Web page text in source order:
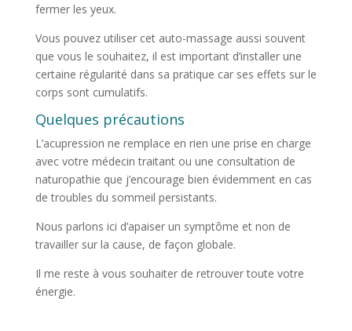
fermer les yeux.
Vous pouvez utiliser cet auto-massage aussi souvent
que vous le souhaitez, il est important d’installer une
certaine régularité dans sa pratique car ses effets sur le
corps sont cumulatifs.
Quelques précautions
L’acupression ne remplace en rien une prise en charge
avec votre médecin traitant ou une consultation de
naturopathie que j’encourage bien évidemment en cas
de troubles du sommeil persistants.
Nous parlons ici d’apaiser un symptôme et non de
travailler sur la cause, de façon globale.
Il me reste à vous souhaiter de retrouver toute votre
énergie.